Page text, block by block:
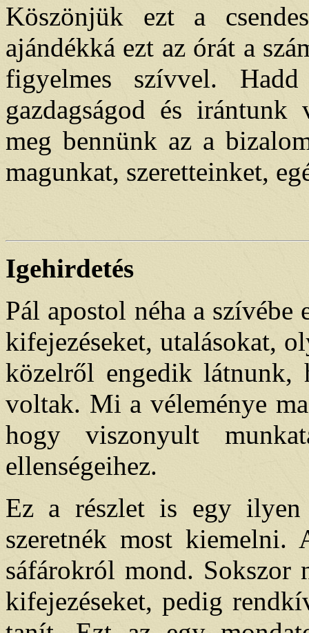
Köszönjük ezt a
ajándékká ezt az órát a
figyelmes szívvel.
gazdagságod és irántunk
meg bennünk az a
magunkat, szeretteinket,
Igehirdetés
Pál apostol néha a
kifejezéseket, utalásokat,
közelről engedik
voltak. Mi a véleménye
hogy viszonyult
ellenségeihez.
Ez a részlet is egy ilyen
szeretnék most
sáfárokról mond. Sokszor
kifejezéseket, pedig